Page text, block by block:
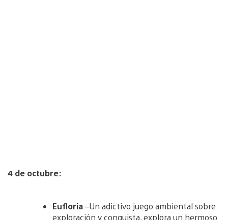
4 de octubre:
Eufloria–Un adictivo juego ambiental sobre
exploración y conquista, explora un hermoso